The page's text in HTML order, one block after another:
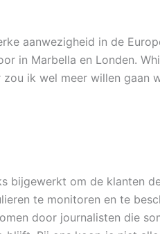
aanwezigheid in de
in Marbella en Londen.
ik wel meer willen gaan
bijgewerkt om de klanten
te monitoren en te
door journalisten die